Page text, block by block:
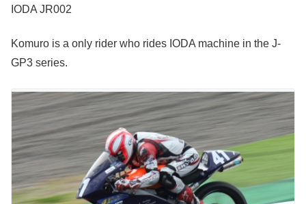
IODA JR002
Komuro is a only rider who rides IODA machine in the J-
GP3 series.